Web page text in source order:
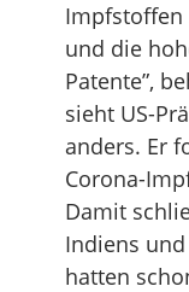
Impfstoffen
und die
Patente”,
sieht US-
anders. Er
Corona-
Damit
Indiens
hatten